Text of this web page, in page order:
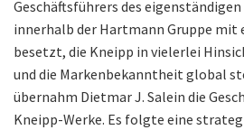
Geschäftsführers des
innerhalb der Hartmann Gruppe mit
besetzt, die Kneipp in vielerlei
und die Markenbekanntheit global
übernahm Dietmar J. Salein die
Kneipp-Werke. Es folgte eine